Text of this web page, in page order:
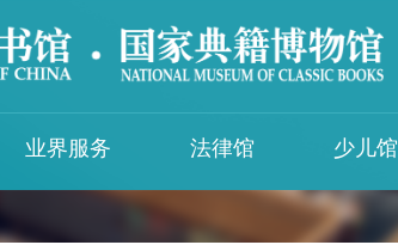
业界服务 法律馆 少儿馆